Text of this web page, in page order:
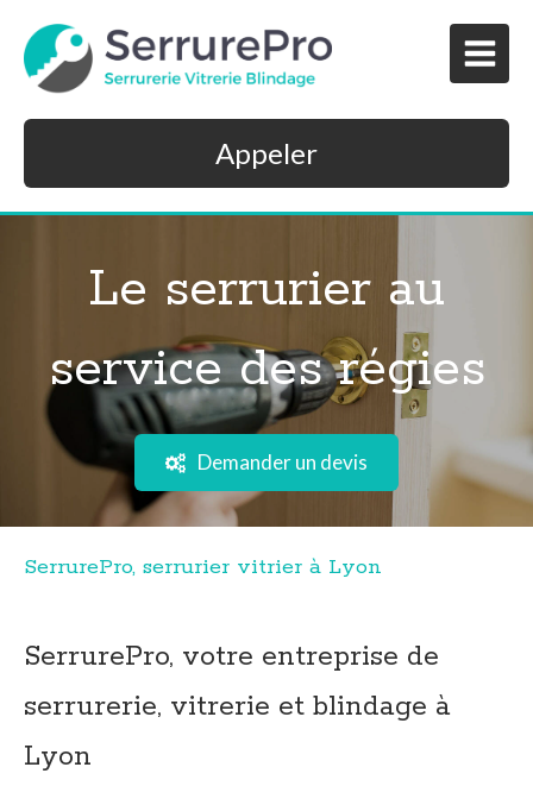
Appeler
Le serrurier au
service des régies
Demander un devis
SerrurePro, serrurier vitrier à Lyon
SerrurePro, votre entreprise de
serrurerie, vitrerie et blindage à
Lyon